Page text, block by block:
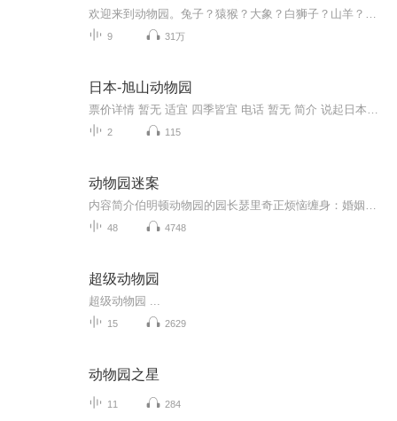
9 31万
日本-旭山动物园
2 115
动物园迷案
48 4748
超级动物园
超级动物园 ...
15 2629
动物园之星
11 284